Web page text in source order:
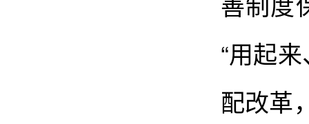
“用起
配改革